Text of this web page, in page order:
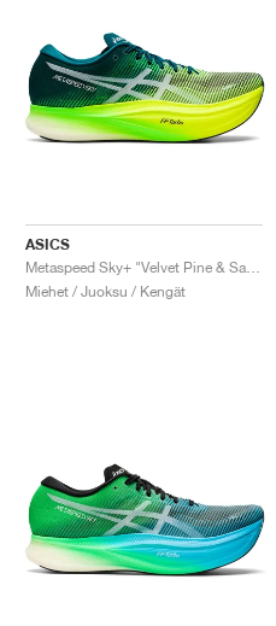
ASICS
Miehet / Juoksu / Kengät